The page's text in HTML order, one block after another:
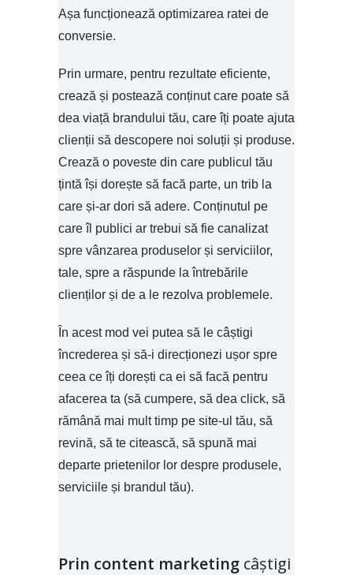
Așa funcționează optimizarea ratei de
conversie.
Prin urmare, pentru rezultate eficiente,
crează și postează conținut care poate să
dea viață brandului tău, care îți poate ajuta
clienții să descopere noi soluții și produse.
Crează o poveste din care publicul tău
țintă își dorește să facă parte, un trib la
care și-ar dori să adere. Conținutul pe
care îl publici ar trebui să fie canalizat
spre vânzarea produselor și serviciilor,
tale, spre a răspunde la întrebările
clienților și de a le rezolva problemele.
În acest mod vei putea să le câștigi
încrederea și să-i direcționezi ușor spre
ceea ce îți dorești ca ei să facă pentru
afacerea ta (să cumpere, să dea click, să
rămână mai mult timp pe site-ul tău, să
revină, să te citească, să spună mai
departe prietenilor lor despre produsele,
serviciile și brandul tău).
Prin content marketing câștigi